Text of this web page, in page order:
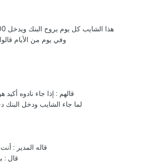
هذا الشايب كل يوم يروح البنك ويدخل 5000 ريال بحسابه... الموظفين استغربوا
وفي يوم من الأيام
قالهم : إذا جاء نادوه
لما جاء الشايب ودخل البنك
قاله المدير :
قال :